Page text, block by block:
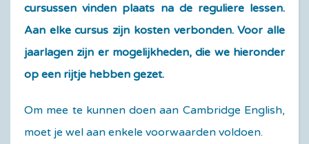
cursussen vinden plaats na de reguliere lessen.
Aan elke cursus zijn kosten verbonden. Voor alle
jaarlagen zijn er mogelijkheden, die we hieronder
op een rijtje hebben gezet.
Om mee te kunnen doen aan Cambridge English,
moet je wel aan enkele voorwaarden voldoen.